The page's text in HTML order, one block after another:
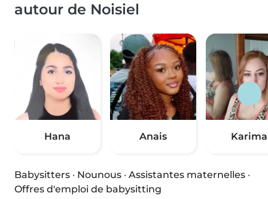
autour de Noisiel
Hana Anais Karima
Babysitters · Nounous · Assistantes maternelles ·
Offres d'emploi de babysitting